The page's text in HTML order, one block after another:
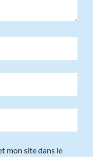
mon site dans le